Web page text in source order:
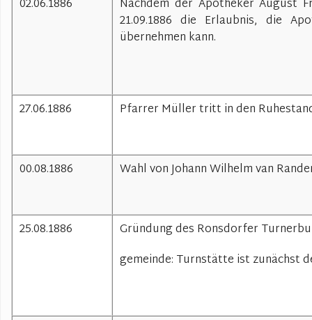
02.06.1886
Nachdem der Apotheker August
21.09.1886 die Erlaubnis, die
übernehmen kann.
27.06.1886 Pfarrer Müller tritt in den
00.08.1886 Wahl von Johann Wilhelm van
25.08.1886
Gründung des Ronsdorfer
gemeinde: Turnstätte ist zunächst